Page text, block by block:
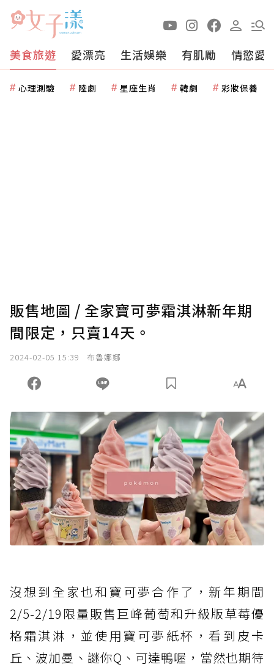
美食旅遊 愛漂亮 生活娛樂 有肌勵 情慾愛
心理測驗 陸劇 星座生肖 韓劇 彩妝保養
販售地圖 / 全家寶可夢霜淇淋新年期
間限定，只賣14天。
2024-02-05 15:39 布魯娜娜
沒想到全家也和寶可夢合作了，新年期間
2/5-2/19限量販售巨峰葡萄和升級版草莓優
格霜淇淋，並使用寶可夢紙杯，看到皮卡
丘、波加曼、謎你Q、可達鴨喔，當然也期待